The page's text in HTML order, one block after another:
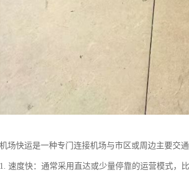
机场快运是一种专门连接机场与市区或周边主要交
1. 速度快：通常采用直达或少量停靠的运营模式，